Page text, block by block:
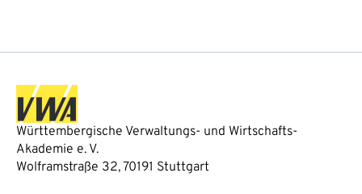
Württembergische Verwaltungs- und Wirtschafts-
Akademie e. V.
Wolframstraße 32, 70191 Stuttgart